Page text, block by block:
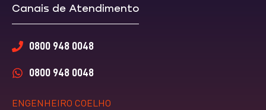
ENGENHEIRO COELHO
Canais de Atendimento
0800 948 0048
0800 948 0048